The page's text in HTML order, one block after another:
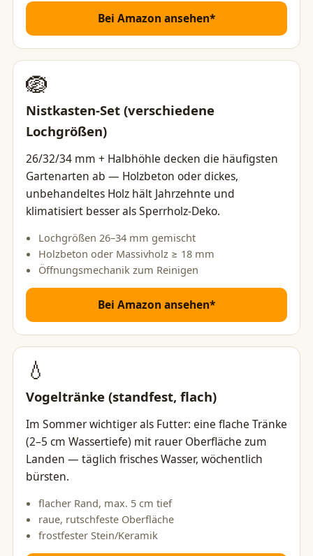
Bei Amazon ansehen*
🪺
Nistkasten-Set (verschiedene
Lochgrößen)
26/32/34 mm + Halbhöhle decken die häufigsten
Gartenarten ab — Holzbeton oder dickes,
unbehandeltes Holz hält Jahrzehnte und
klimatisiert besser als Sperrholz-Deko.
Lochgrößen 26–34 mm gemischt
Holzbeton oder Massivholz ≥ 18 mm
Öffnungsmechanik zum Reinigen
Bei Amazon ansehen*
💧
Vogeltränke (standfest, flach)
Im Sommer wichtiger als Futter: eine flache Tränke
(2–5 cm Wassertiefe) mit rauer Oberfläche zum
Landen — täglich frisches Wasser, wöchentlich
bürsten.
flacher Rand, max. 5 cm tief
raue, rutschfeste Oberfläche
frostfester Stein/Keramik